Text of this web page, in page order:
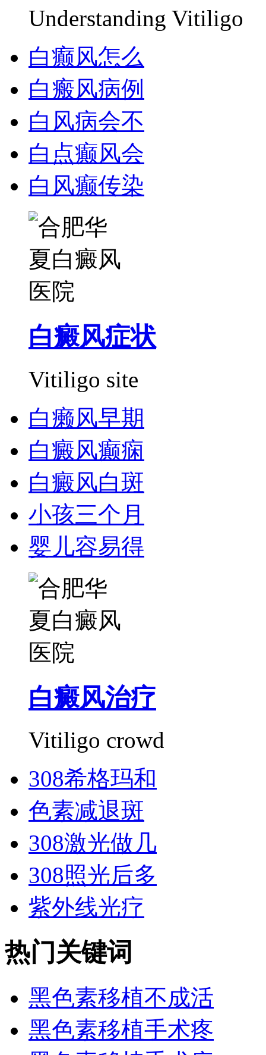
Understanding Vitiligo
白癫风怎么
白瘢风病例
白风病会不
白点癫风会
白风癫传染
白癜风症状
Vitiligo site
白癞风早期
白癜风癫痫
白癜风白斑
小孩三个月
婴儿容易得
白癜风治疗
Vitiligo crowd
308希格玛和
色素减退斑
308激光做几
308照光后多
紫外线光疗
热门关键词
黑色素移植不成活
黑色素移植手术疼